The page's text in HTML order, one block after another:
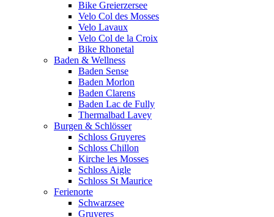
Bike Greierzersee
Velo Col des Mosses
Velo Lavaux
Velo Col de la Croix
Bike Rhonetal
Baden & Wellness
Baden Sense
Baden Morlon
Baden Clarens
Baden Lac de Fully
Thermalbad Lavey
Burgen & Schlösser
Schloss Gruyeres
Schloss Chillon
Kirche les Mosses
Schloss Aigle
Schloss St Maurice
Ferienorte
Schwarzsee
Gruyeres